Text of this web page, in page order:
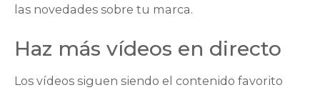
las novedades sobre tu marca.
Haz más vídeos en directo
Los vídeos siguen siendo el contenido favorito